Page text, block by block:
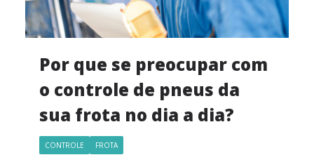
Por que se preocupar com
o controle de pneus da
sua frota no dia a dia?
CONTROLE FROTA